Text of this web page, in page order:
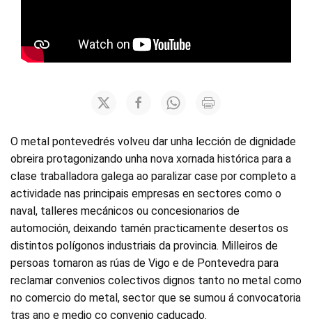
O metal pontevedrés volveu dar unha lección de dignidade
obreira protagonizando unha nova xornada histórica para a
clase traballadora galega ao paralizar case por completo a
actividade nas principais empresas en sectores como o
naval, talleres mecánicos ou concesionarios de
automoción, deixando tamén practicamente desertos os
distintos polígonos industriais da provincia. Milleiros de
persoas tomaron as rúas de Vigo e de Pontevedra para
reclamar convenios colectivos dignos tanto no metal como
no comercio do metal, sector que se sumou á convocatoria
tras ano e medio co convenio caducado.